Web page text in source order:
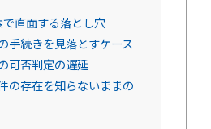
直面する落とし穴
手続きを見落とすケース
可否判定の遅延
の存在を知らないままの